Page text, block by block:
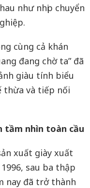
như nhịp chuyển
cùng cả khán
đang chờ ta” đã
giàu tính biểu
thừa và tiếp nối
tầm nhìn toàn cầu
xuất giày xuất
sau ba thập
nay đã trở thành